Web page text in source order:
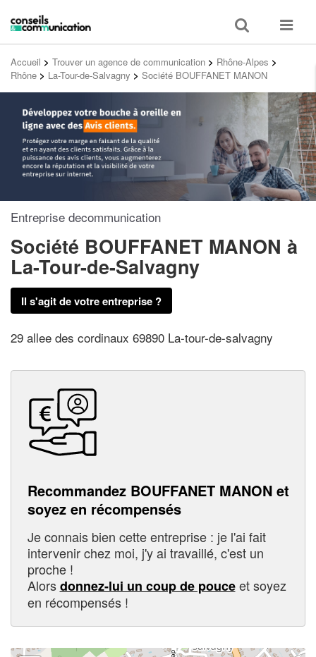
Toggle
search
Toggle
Accueil > Trouver un agence de communication > Rhône-Alpes >
Rhône > La-Tour-de-Salvagny > Société BOUFFANET MANON
Entreprise decommunication
Société BOUFFANET MANON à
La-Tour-de-Salvagny
Il s'agit de votre entreprise ?
29 allee des cordinaux 69890 La-tour-de-salvagny
Recommandez BOUFFANET MANON et
soyez en récompensés
Je connais bien cette entreprise : je l'ai fait
intervenir chez moi, j'y ai travaillé, c'est un
proche !
Alorsdonnez-lui un coup de pouceet soyez
en récompensés !